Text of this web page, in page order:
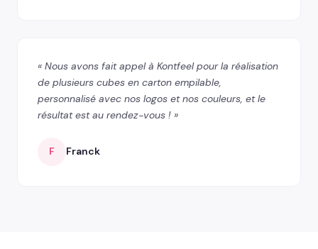
« Nous avons fait appel à Kontfeel pour la réalisation
de plusieurs cubes en carton empilable,
personnalisé avec nos logos et nos couleurs, et le
résultat est au rendez-vous ! »
F Franck